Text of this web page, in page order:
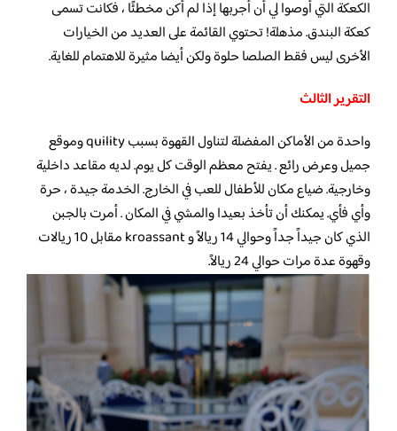
الكعكة التي أوصوا لي أن أجربها إذا لم أكن مخطئًا ، فكانت تسمى
كعكة البندق. مذهلة! تحتوي القائمة على العديد من الخيارات
الأخرى ليس فقط الصلصا حلوة ولكن أيضا مثيرة للاهتمام للغاية.
التقرير الثالث
واحدة من الأماكن المفضلة لتناول القهوة بسبب quility وموقع
جميل وعرض رائع . يفتح معظم الوقت كل يوم. لديه مقاعد داخلية
وخارجية. ضياع مكان للأطفال للعب في الخارج. الخدمة جيدة ، حرة
وأي فأي. يمكنك أن تأخذ بعيدا والمشي في المكان . أمرت بالجبن
الذي كان جيداً جداً وحوالي 14 ريالاً و kroassant مقابل 10 ريالات
وقهوة عدة مرات حوالي 24 ريالاً.